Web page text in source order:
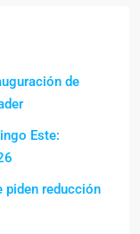
de
Este:
piden reducción